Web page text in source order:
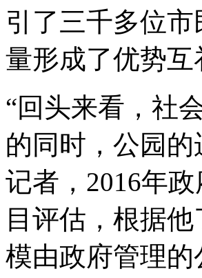
引了三千多位
量形成了优势互
“回头来看，社
的同时，公园
记者，2016年
目评估，根据
模由政府管理的